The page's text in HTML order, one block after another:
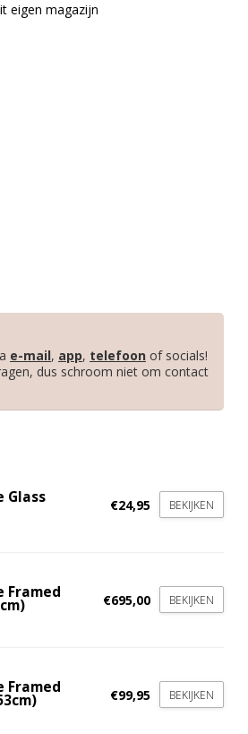
eigen magazijn
e-mail, app, telefoon of socials!
dus schroom niet om contact
Glass €24,95 BEKIJKEN
Framed €695,00 BEKIJKEN
Framed €99,95 BEKIJKEN